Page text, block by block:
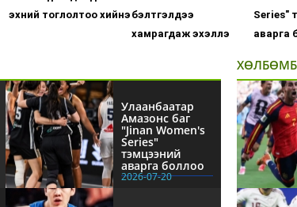
эхний тоглолтоо хийнэ бэлтгэлдээ
хамрагдаж эхэллэ
Series"
аварга
Улаанбаатар
Амазонс баг
"Jinan Women's
Series"
тэмцээний
аварга боллоо
2026-07-20